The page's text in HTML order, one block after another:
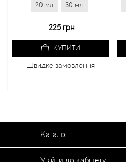
20 мл 30 мл
225 грн
КУПИТИ
Швидке замовлення
Каталог